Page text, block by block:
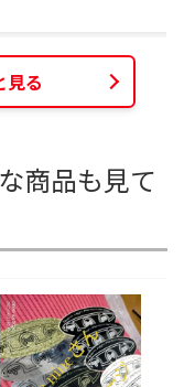
見る
商品も見て